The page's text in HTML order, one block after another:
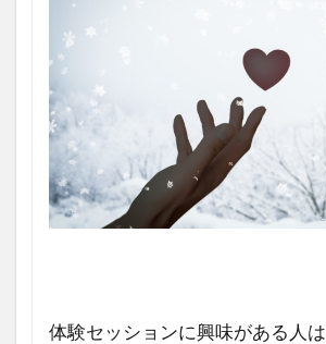
体験セッションに興味がある人は